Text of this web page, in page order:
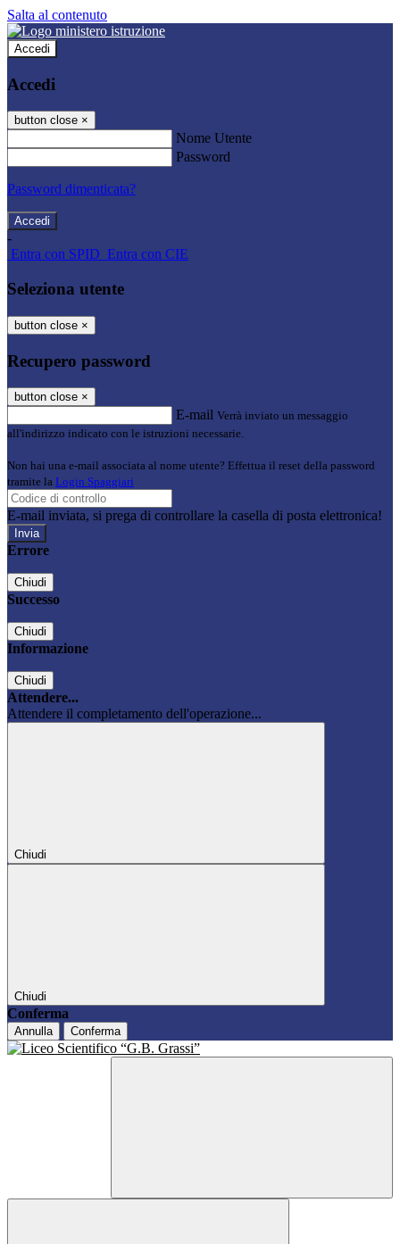
Salta al contenuto
Accedi
Accedi
button close ×
Nome Utente
Password
Password dimenticata?
-
Entra con SPID Entra con CIE
Seleziona utente
button close ×
Recupero password
button close ×
E-mail Verrà inviato un messaggio
all'indirizzo indicato con le istruzioni necessarie.
Non hai una e-mail associata al nome utente? Effettua il reset della password
tramite la Login Spaggiari
E-mail inviata, si prega di controllare la casella di posta elettronica!
Errore
Chiudi
Successo
Chiudi
Informazione
Chiudi
Attendere...
Attendere il completamento dell'operazione...
Chiudi
Chiudi
Conferma
Annulla Conferma